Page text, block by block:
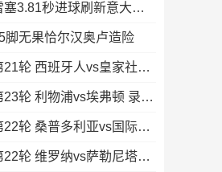
2月14日 马萨雷塞3.81秒进球刷新意大利历史
脚无果恰尔汉奥卢造险
2月14日 西甲第21轮 西班牙人vs皇家社会 录像 集锦
2月14日 英超第23轮 利物浦vs埃弗顿 录像 集锦
2月14日 意甲第22轮 桑普多利亚vs国际米兰 录像 集锦
2月14日 意甲第22轮 维罗纳vs萨勒尼塔纳 录像 集锦